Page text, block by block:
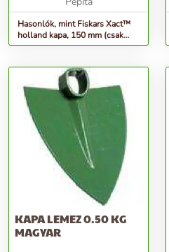
Hasonlók, mint Fiskars Xact™
holland kapa, 150 mm (csak
rendelésre)
KAPA LEMEZ 0.50 KG
MAGYAR